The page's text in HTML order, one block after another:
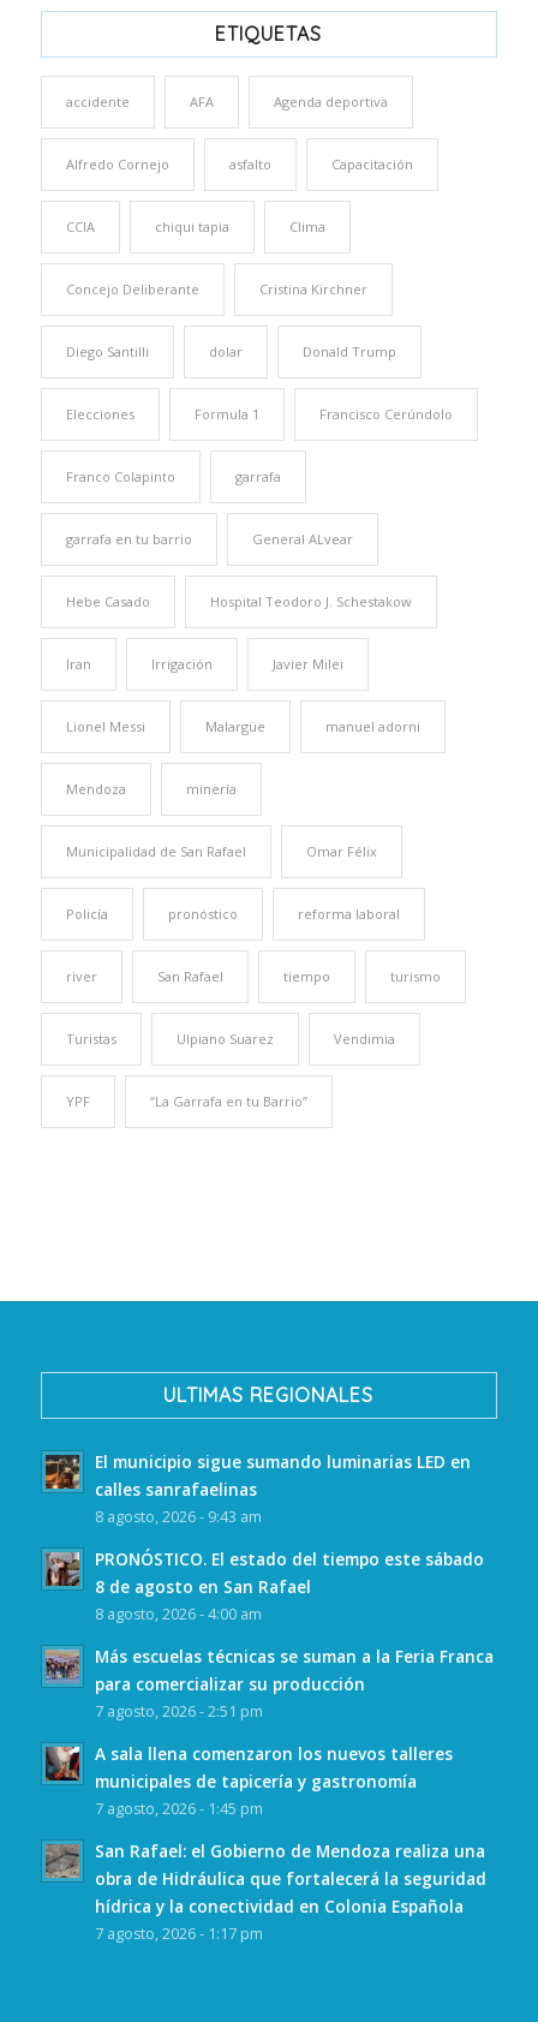
ETIQUETAS
accidente AFA Agenda deportiva
Alfredo Cornejo asfalto Capacitación
CCIA chiqui tapia Clima
Concejo Deliberante Cristina Kirchner
Diego Santilli dolar Donald Trump
Elecciones Formula 1 Francisco Cerúndolo
Franco Colapinto garrafa
garrafa en tu barrio General ALvear
Hebe Casado Hospital Teodoro J. Schestakow
Iran Irrigación Javier Milei
Lionel Messi Malargüe manuel adorni
Mendoza minería
Municipalidad de San Rafael Omar Félix
Policía pronóstico reforma laboral
river San Rafael tiempo turismo
Turistas Ulpiano Suarez Vendimia
YPF “La Garrafa en tu Barrio”
ULTIMAS REGIONALES
El municipio sigue sumando luminarias LED en
calles sanrafaelinas
8 agosto, 2026 - 9:43 am
PRONÓSTICO. El estado del tiempo este sábado
8 de agosto en San Rafael
8 agosto, 2026 - 4:00 am
Más escuelas técnicas se suman a la Feria Franca
para comercializar su producción
7 agosto, 2026 - 2:51 pm
A sala llena comenzaron los nuevos talleres
municipales de tapicería y gastronomía
7 agosto, 2026 - 1:45 pm
San Rafael: el Gobierno de Mendoza realiza una
obra de Hidráulica que fortalecerá la seguridad
hídrica y la conectividad en Colonia Española
7 agosto, 2026 - 1:17 pm